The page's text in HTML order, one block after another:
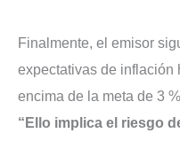
Finalmente, el emisor
expectativas de inflación
encima de la meta de 3
“Ello implica el riesgo